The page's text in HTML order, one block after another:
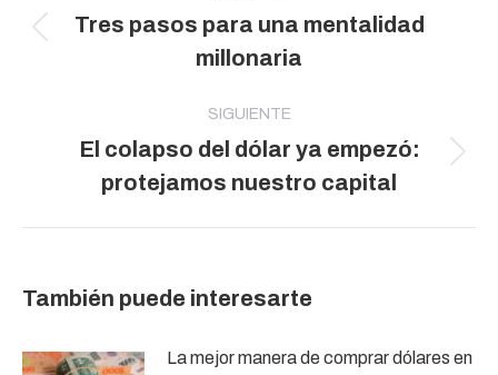
publicaciones Publicación
anterior:
Tres pasos para una mentalidad
millonaria
SIGUIENTE
Publicación
siguiente:
El colapso del dólar ya empezó:
protejamos nuestro capital
También puede interesarte
La mejor manera de comprar dólares en